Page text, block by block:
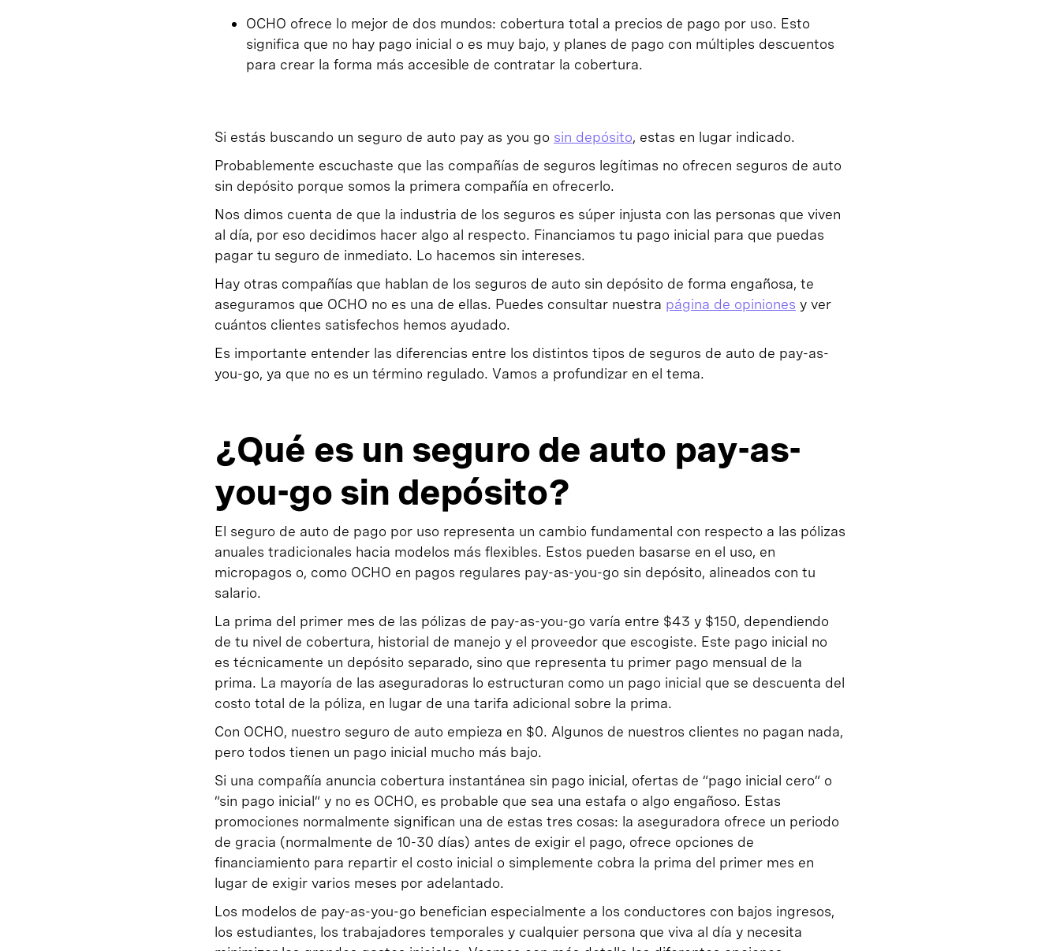
OCHO ofrece lo mejor de dos mundos: cobertura total a precios de pago por uso. Esto
significa que no hay pago inicial o es muy bajo, y planes de pago con múltiples descuentos
para crear la forma más accesible de contratar la cobertura.
Si estás buscando un seguro de auto pay as you go sin depósito, estas en lugar indicado.
Probablemente escuchaste que las compañías de seguros legítimas no ofrecen seguros de auto
sin depósito porque somos la primera compañía en ofrecerlo.
Nos dimos cuenta de que la industria de los seguros es súper injusta con las personas que viven
al día, por eso decidimos hacer algo al respecto. Financiamos tu pago inicial para que puedas
pagar tu seguro de inmediato. Lo hacemos sin intereses.
Hay otras compañías que hablan de los seguros de auto sin depósito de forma engañosa, te
aseguramos que OCHO no es una de ellas. Puedes consultar nuestra página de opiniones y ver
cuántos clientes satisfechos hemos ayudado.
Es importante entender las diferencias entre los distintos tipos de seguros de auto de pay-as-
you-go, ya que no es un término regulado. Vamos a profundizar en el tema.
¿Qué es un seguro de auto pay-as-
you-go sin depósito?
El seguro de auto de pago por uso representa un cambio fundamental con respecto a las pólizas
anuales tradicionales hacia modelos más flexibles. Estos pueden basarse en el uso, en
micropagos o, como OCHO en pagos regulares pay-as-you-go sin depósito, alineados con tu
salario.
La prima del primer mes de las pólizas de pay-as-you-go varía entre $43 y $150, dependiendo
de tu nivel de cobertura, historial de manejo y el proveedor que escogiste. Este pago inicial no
es técnicamente un depósito separado, sino que representa tu primer pago mensual de la
prima. La mayoría de las aseguradoras lo estructuran como un pago inicial que se descuenta del
costo total de la póliza, en lugar de una tarifa adicional sobre la prima.
Con OCHO, nuestro seguro de auto empieza en $0. Algunos de nuestros clientes no pagan nada,
pero todos tienen un pago inicial mucho más bajo.
Si una compañía anuncia cobertura instantánea sin pago inicial, ofertas de “pago inicial cero” o
“sin pago inicial” y no es OCHO, es probable que sea una estafa o algo engañoso. Estas
promociones normalmente significan una de estas tres cosas: la aseguradora ofrece un periodo
de gracia (normalmente de 10-30 días) antes de exigir el pago, ofrece opciones de
financiamiento para repartir el costo inicial o simplemente cobra la prima del primer mes en
lugar de exigir varios meses por adelantado.
Los modelos de pay-as-you-go benefician especialmente a los conductores con bajos ingresos,
los estudiantes, los trabajadores temporales y cualquier persona que viva al día y necesita